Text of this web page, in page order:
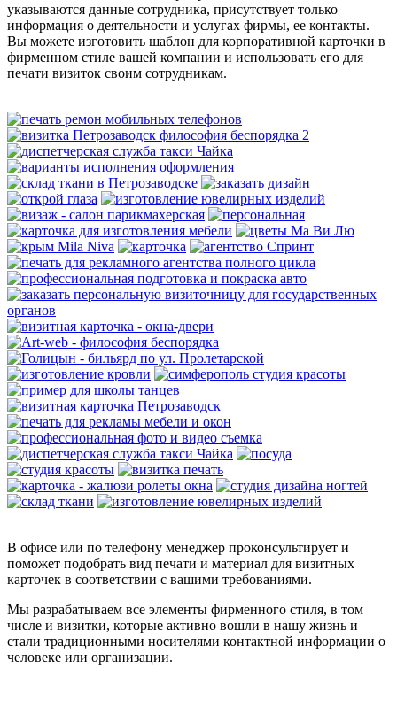
указываются данные сотрудника, присутствует только
информация о деятельности и услугах фирмы, ее контакты.
Вы можете изготовить шаблон для корпоративной карточки в
фирменном стиле вашей компании и использовать его для
печати визиток своим сотрудникам.
В офисе или по телефону менеджер проконсультирует и
поможет подобрать вид печати и материал для визитных
карточек в соответствии с вашими требованиями.
Мы разрабатываем все элементы фирменного стиля, в том
числе и визитки, которые активно вошли в нашу жизнь и
стали традиционными носителями контактной информации о
человеке или организации.